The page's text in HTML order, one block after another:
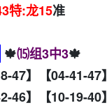
特:龙15准
🍁⒂组3中3🍁
47】【04-41-47】
46】【10-19-40】